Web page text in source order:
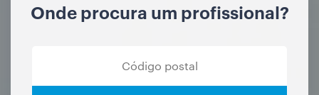
Onde procura um profissional?